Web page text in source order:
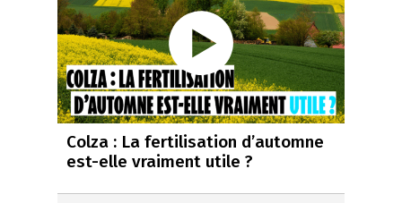
Colza : La fertilisation d’automne
est-elle vraiment utile ?